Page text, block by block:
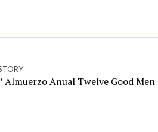
Almuerzo Anual Twelve Good Men